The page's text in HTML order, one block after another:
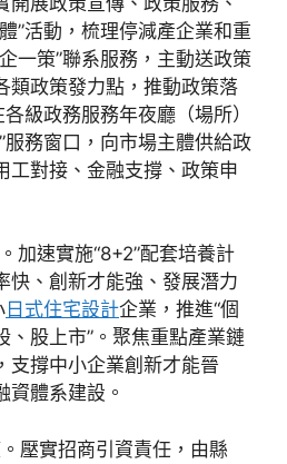
”活動，梳理停減產企業和重
一策”聯系服務，主動送政策
類政策發力點，推動政策落
級政務服務年夜廳（場所）
服務窗口，向市場主體供給政
工對接、金融支撐、政策申
加速實施“8+2”配套培養計
快、創新才能強、發展潛力
日式住宅設計企業，推進“個
、股上市”。聚焦重點產業鏈
支撐中小企業創新才能晉
資體系建設。
壓實招商引資責任，由縣